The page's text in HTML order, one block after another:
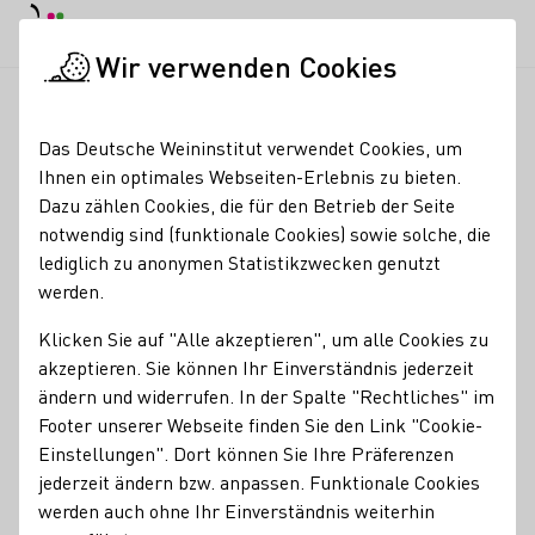
ADVENTSFEUER -
Reloaded!
23.12.2616:00 - 00:00 Uhr
AdventsFeuer – Reloaded!
Am23. Dezemberfeiern wir wiederbei Weingut Knauß
mehr Platz, mehr Vibes, mehr Stimmung!
Unser traditionelles Adventsfeuer findet dieses Jahr
gemeinsam mit dem Weingut Knaußdirektbei Knauß am
Wir verwenden Cookies
Das Deutsche Weininstitut verwendet Cookies, um
Ihnen ein optimales Webseiten-Erlebnis zu bieten.
Dazu zählen Cookies, die für den Betrieb der Seite
notwendig sind (funktionale Cookies) sowie solche, die
lediglich zu anonymen Statistikzwecken genutzt
werden.
Klicken Sie auf "Alle akzeptieren", um alle Cookies zu
akzeptieren. Sie können Ihr Einverständnis jederzeit
ändern und widerrufen. In der Spalte "Rechtliches" im
Footer unserer Webseite finden Sie den Link "Cookie-
Einstellungen". Dort können Sie Ihre Präferenzen
jederzeit ändern bzw. anpassen. Funktionale Cookies
werden auch ohne Ihr Einverständnis weiterhin